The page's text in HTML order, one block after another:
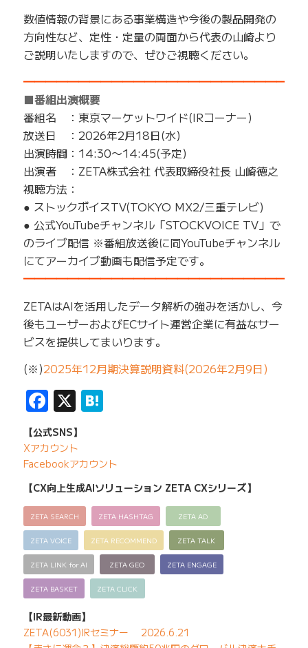
数値情報の背景にある事業構造や今後の製品開発の
方向性など、定性・定量の両面から代表の山崎より
ご説明いたしますので、ぜひご視聴ください。
■番組出演概要
番組名 ：東京マーケットワイド(IRコーナー)
放送日 ：2026年2月18日(水)
出演時間：14:30〜14:45(予定)
出演者 ：ZETA株式会社 代表取締役社長 山崎徳之
視聴方法：
● ストックボイスTV(TOKYO MX2/三重テレビ)
● 公式YouTubeチャンネル「STOCKVOICE TV」で
のライブ配信 ※番組放送後に同YouTubeチャンネル
にてアーカイブ動画も配信予定です。
ZETAはAIを活用したデータ解析の強みを活かし、今
後もユーザーおよびECサイト運営企業に有益なサー
ビスを提供してまいります。
(※)2025年12月期決算説明資料(2026年2月9日)
Facebook
X Hatena
【公式SNS】
Xアカウント
Facebookアカウント
【CX向上生成AIソリューション ZETA CXシリーズ】
ZETA SEARCH ZETA HASHTAG ZETA AD
ZETA VOICE ZETA RECOMMEND ZETA TALK
ZETA LINK for AI ZETA GEO ZETA ENGAGE
ZETA BASKET ZETA CLICK
【IR最新動画】
ZETA(6031)IRセミナー 2026.6.21